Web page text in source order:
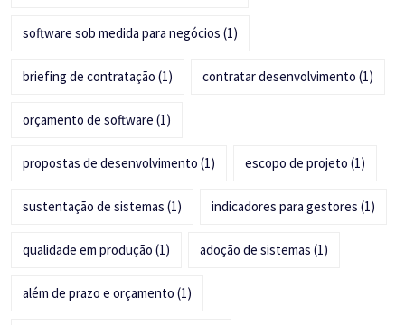
software sob medida para negócios (1)
briefing de contratação (1) contratar desenvolvimento (1)
orçamento de software (1)
propostas de desenvolvimento (1) escopo de projeto (1)
sustentação de sistemas (1) indicadores para gestores (1)
qualidade em produção (1) adoção de sistemas (1)
além de prazo e orçamento (1)